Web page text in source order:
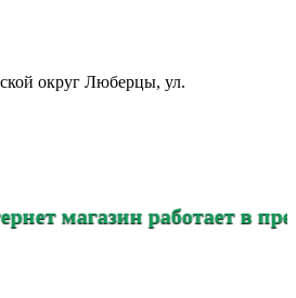
округ Люберцы, ул.
работает в прежнем